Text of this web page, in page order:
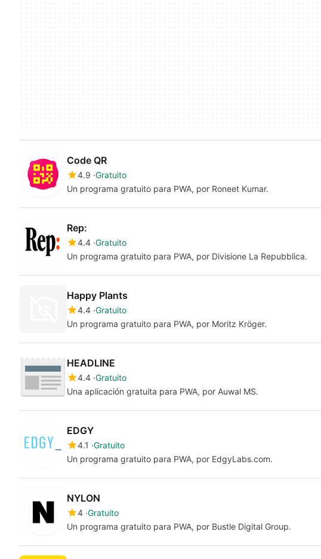
Code QR
4.9 Gratuito
Un programa gratuito para PWA, por Roneet Kumar.
Rep:
4.4 Gratuito
Un programa gratuito para PWA, por Divisione La Repubblica.
Happy Plants
4.4 Gratuito
Un programa gratuito para PWA, por Moritz Kröger.
HEADLINE
4.4 Gratuito
Una aplicación gratuita para PWA, por Auwal MS.
EDGY
4.1 Gratuito
Un programa gratuito para PWA, por EdgyLabs.com.
NYLON
4 Gratuito
Un programa gratuito para PWA, por Bustle Digital Group.